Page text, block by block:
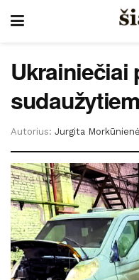
Ukrainiečiai
Autorius: Jurgita Morkūnienė